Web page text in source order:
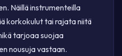
Näillä instrumenteilla
korkokulut tai rajata niitä
tarjoaa suojaa
nousuja vastaan.